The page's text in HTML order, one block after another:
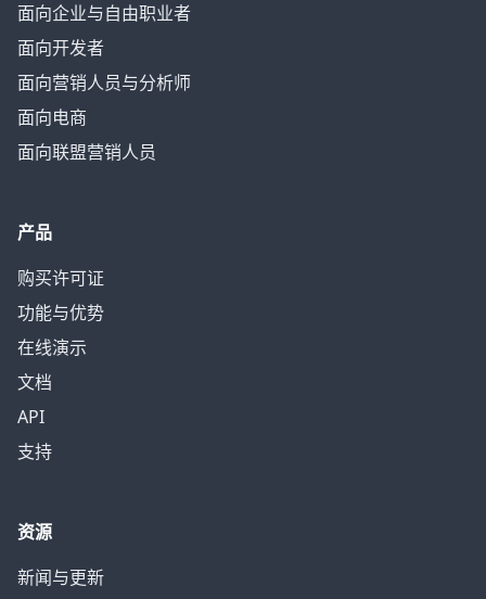
面向企业与自由职业者
面向开发者
面向营销人员与分析师
面向电商
面向联盟营销人员
产品
购买许可证
功能与优势
在线演示
文档
API
支持
资源
新闻与更新